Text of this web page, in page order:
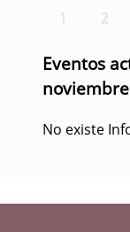
1
2
Eventos
No existe